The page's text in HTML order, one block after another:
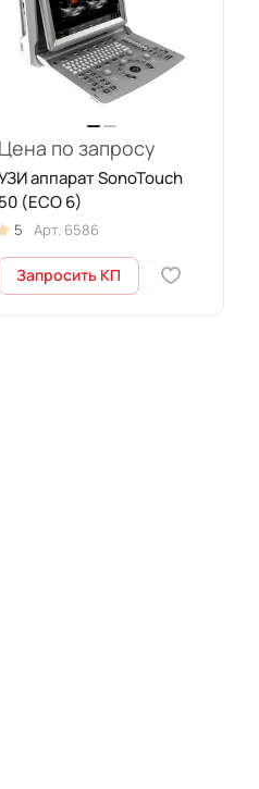
Цена по запросу
аппарат SonoTouch
50 (ECO 6)
5 Арт. 6586
Запросить КП